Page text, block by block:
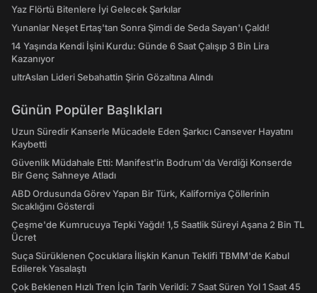
Yaz Flörtü Bitenlere İyi Gelecek Şarkılar
Yunanlar Neşet Ertaş'tan Sonra Şimdi de Seda Sayan'ı Çaldı!
14 Yaşında Kendi İşini Kurdu: Günde 6 Saat Çalışıp 3 Bin Lira
Kazanıyor
ultrAslan Lideri Sebahattin Şirin Gözaltına Alındı
Günün Popüler Başlıkları
Uzun Süredir Kanserle Mücadele Eden Şarkıcı Cansever Hayatını
Kaybetti
Güvenlik Müdahale Etti: Manifest'in Bodrum'da Verdiği Konserde
Bir Genç Sahneye Atladı
ABD Ordusunda Görev Yapan Bir Türk, Kaliforniya Çöllerinin
Sıcaklığını Gösterdi
Çeşme'de Kumrucuya Tepki Yağdı! 1,5 Saatlik Süreyi Aşana 2 Bin TL
Ücret
Suça Sürüklenen Çocuklara İlişkin Kanun Teklifi TBMM'de Kabul
Edilerek Yasalaştı
Çok Beklenen Hızlı Tren İçin Tarih Verildi: 7 Saat Süren Yol 1 Saat 45